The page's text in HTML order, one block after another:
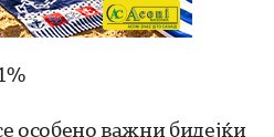
особено важни бидејќи